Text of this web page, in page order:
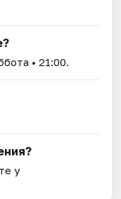
• 21:00.
у